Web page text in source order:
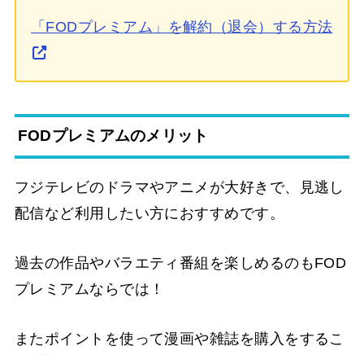
「FODプレミアム」を解約（退会）する方法
FODプレミアムのメリット
フジテレビのドラマやアニメが大好きで、見逃し
配信など利用したい方におすすめです。
過去の作品やバラエティ番組を楽しめるのもFOD
プレミアムならでは！
またポイントを使って漫画や雑誌を購入をするこ